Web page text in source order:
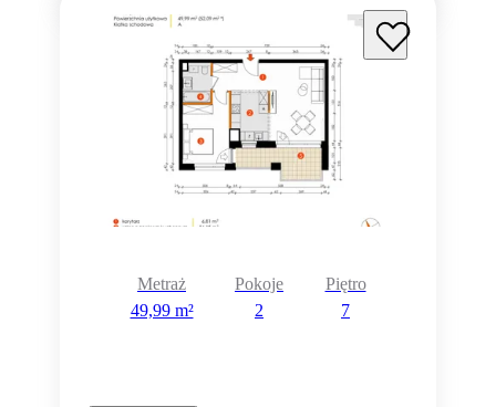
Metraż
49,99 m²
Pokoje
2
Piętro
7